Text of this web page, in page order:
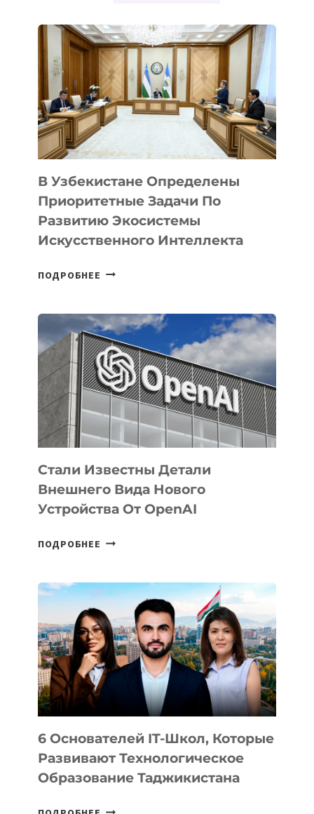
СФЕРЕ
ИИ
В Узбекистане Определены
Приоритетные Задачи По
Развитию Экосистемы
Искусственного Интеллекта
ПОДРОБНЕЕ
ПРИОРИТЕТНЫЕ
ЗАДАЧИ
ПО
РАЗВИТИЮ
ЭКОСИСТЕМЫ
ИСКУССТВЕННОГО
ИНТЕЛЛЕКТА
Стали Известны Детали
Внешнего Вида Нового
Устройства От OpenAI
ПОДРОБНЕЕ СТАЛИ
ВНЕШНЕГО
ВИДА
НОВОГО
УСТРОЙСТВА
ОТ
OPENAI
6 Основателей IT-Школ, Которые
Развивают Технологическое
Образование Таджикистана
6